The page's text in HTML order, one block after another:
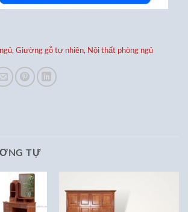
, Giường gỗ tự nhiên, Nội thất phòng ngủ
TỰ